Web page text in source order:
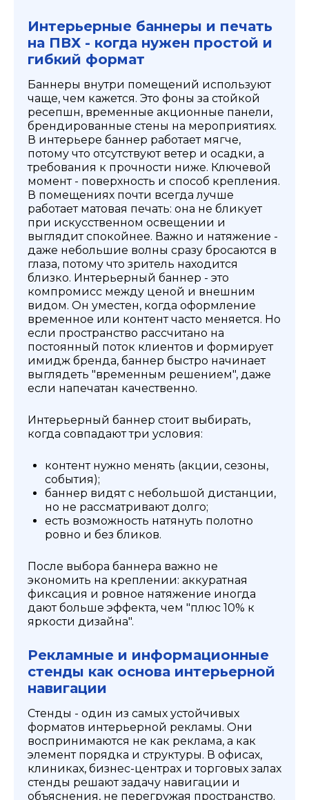
Интерьерные баннеры и печать
на ПВХ - когда нужен простой и
гибкий формат
Баннеры внутри помещений используют
чаще, чем кажется. Это фоны за стойкой
ресепшн, временные акционные панели,
брендированные стены на мероприятиях.
В интерьере баннер работает мягче,
потому что отсутствуют ветер и осадки, а
требования к прочности ниже. Ключевой
момент - поверхность и способ крепления.
В помещениях почти всегда лучше
работает матовая печать: она не бликует
при искусственном освещении и
выглядит спокойнее. Важно и натяжение -
даже небольшие волны сразу бросаются в
глаза, потому что зритель находится
близко. Интерьерный баннер - это
компромисс между ценой и внешним
видом. Он уместен, когда оформление
временное или контент часто меняется. Но
если пространство рассчитано на
постоянный поток клиентов и формирует
имидж бренда, баннер быстро начинает
выглядеть "временным решением", даже
если напечатан качественно.
Интерьерный баннер стоит выбирать,
когда совпадают три условия:
контент нужно менять (акции, сезоны,
события);
баннер видят с небольшой дистанции,
но не рассматривают долго;
есть возможность натянуть полотно
ровно и без бликов.
После выбора баннера важно не
экономить на креплении: аккуратная
фиксация и ровное натяжение иногда
дают больше эффекта, чем "плюс 10% к
яркости дизайна".
Рекламные и информационные
стенды как основа интерьерной
навигации
Стенды - один из самых устойчивых
форматов интерьерной рекламы. Они
воспринимаются не как реклама, а как
элемент порядка и структуры. В офисах,
клиниках, бизнес-центрах и торговых залах
стенды решают задачу навигации и
объяснения, не перегружая пространство.